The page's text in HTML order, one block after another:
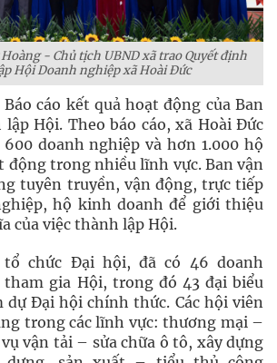
- Chủ tịch UBND xã trao Quyết định
Hội Doanh nghiệp xã Hoài Đức
cáo kết quả hoạt động của Ban
Hội. Theo báo cáo, xã Hoài Đức
doanh nghiệp và hơn 1.000 hộ
động trong nhiều lĩnh vực. Ban vận
tuyên truyền, vận động, trực tiếp
hộ kinh doanh để giới thiệu
của việc thành lập Hội.
chức Đại hội, đã có 46 doanh
gia Hội, trong đó 43 đại biểu
dự Đại hội chính thức. Các hội viên
trong các lĩnh vực: thương mại –
vận tải – sửa chữa ô tô, xây dựng